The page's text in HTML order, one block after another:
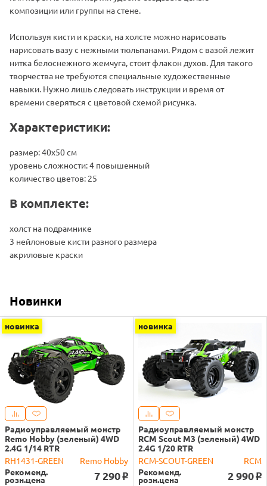
композиции или группы на стене.
Используя кисти и краски, на холсте можно нарисовать
нарисовать вазу с нежными тюльпанами. Рядом с вазой лежит
нитка белоснежного жемчуга, стоит флакон духов. Для такого
творчества не требуются специальные художественные
навыки. Нужно лишь следовать инструкции и время от
времени сверяться с цветовой схемой рисунка.
Характеристики:
размер: 40х50 см
уровень сложности: 4 повышенный
количество цветов: 25
В комплекте:
холст на подрамнике
3 нейлоновые кисти разного размера
акриловые краски
Новинки
новинка
Радиоуправляемый монстр
Remo Hobby (зеленый) 4WD
2.4G 1/14 RTR
RH1431-GREEN
Remo Hobby
Рекоменд.
розн.цена 7 290 o
новинка
Радиоуправляемый монстр
RCM Scout M3 (зеленый) 4WD
2.4G 1/20 RTR
RCM-SCOUT-GREEN
RCM
Рекоменд.
розн.цена 2 990 o